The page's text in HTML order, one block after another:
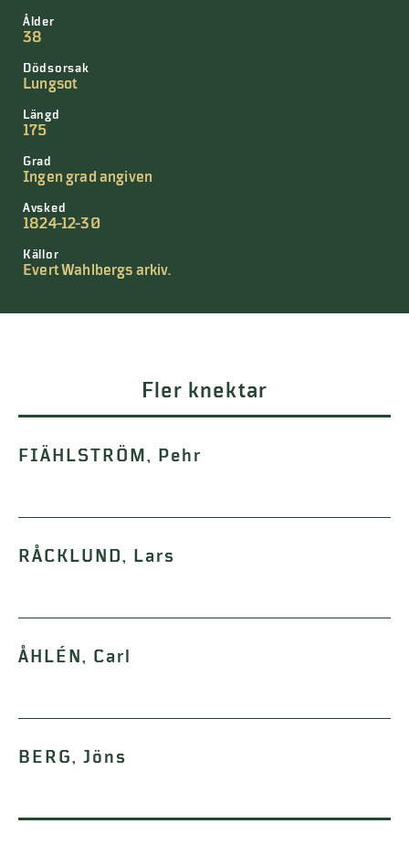
Ålder
38
Dödsorsak
Lungsot
Längd
175
Grad
Ingen grad angiven
Avsked
1824-12-30
Källor
Evert Wahlbergs arkiv.
Fler knektar
FIÄHLSTRÖM, Pehr
RÅCKLUND, Lars
ÅHLÉN, Carl
BERG, Jöns